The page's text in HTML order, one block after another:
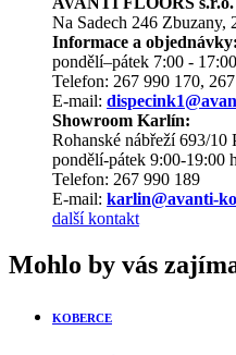
Na Sadech 246 Zbuzany,
Informace a objednávky:
pondělí–pátek 7:00 -
Telefon: 267 990 170,
E-mail:
Showroom Karlín:
Rohanské nábřeží 693/10
pondělí-pátek 9:00-19:00
Telefon: 267 990 189
E-mail: karlin@avanti-
další kontakt
Mohlo by vás
KOBERCE